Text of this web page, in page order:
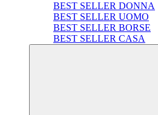
BEST SELLER DONNA
BEST SELLER UOMO
BEST SELLER BORSE
BEST SELLER CASA